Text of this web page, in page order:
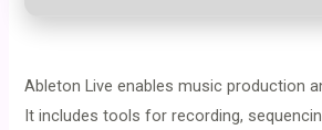
Ableton Live enables music production
It includes tools for recording,